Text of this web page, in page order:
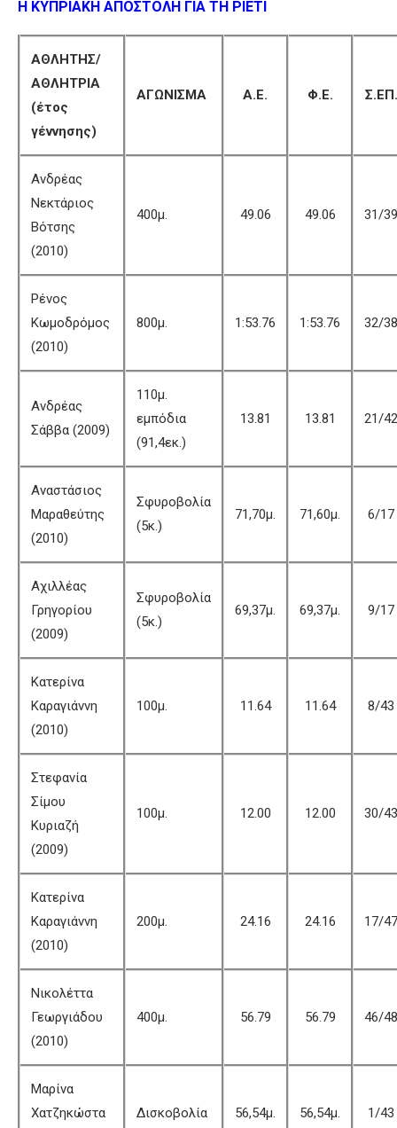
Η ΚΥΠΡΙΑΚΗ ΑΠΟΣΤΟΛΗ ΓΙΑ ΤΗ ΡΙΕΤΙ
ΑΘΛΗΤΗΣ/
ΑΘΛΗΤΡΙΑ
(έτος
γέννησης)
ΑΓΩΝΙΣΜΑ Α.Ε. Φ.Ε. Σ.ΕΠ.
Ανδρέας
Νεκτάριος
Βότσης
(2010)
400μ. 49.06 49.06 31/39
Ρένος
Κωμοδρόμος
(2010)
800μ. 1:53.76 1:53.76 32/38
Ανδρέας
Σάββα (2009)
110μ.
εμπόδια
(91,4εκ.)
13.81 13.81 21/42
Αναστάσιος
Μαραθεύτης
(2010)
Σφυροβολία
(5κ.)
71,70μ. 71,60μ. 6/17
Αχιλλέας
Γρηγορίου
(2009)
Σφυροβολία
(5κ.)
69,37μ. 69,37μ. 9/17
Κατερίνα
Καραγιάννη
(2010)
100μ. 11.64 11.64 8/43
Στεφανία
Σίμου
Κυριαζή
(2009)
100μ. 12.00 12.00 30/43
Κατερίνα
Καραγιάννη
(2010)
200μ. 24.16 24.16 17/47
Νικολέττα
Γεωργιάδου
(2010)
400μ. 56.79 56.79 46/48
Μαρίνα
Χατζηκώστα
Δισκοβολία 56,54μ. 56,54μ. 1/43